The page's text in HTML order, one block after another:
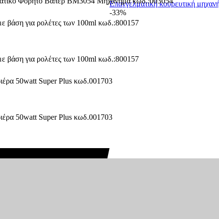
Επαγγελματική κουρευτική
-33%